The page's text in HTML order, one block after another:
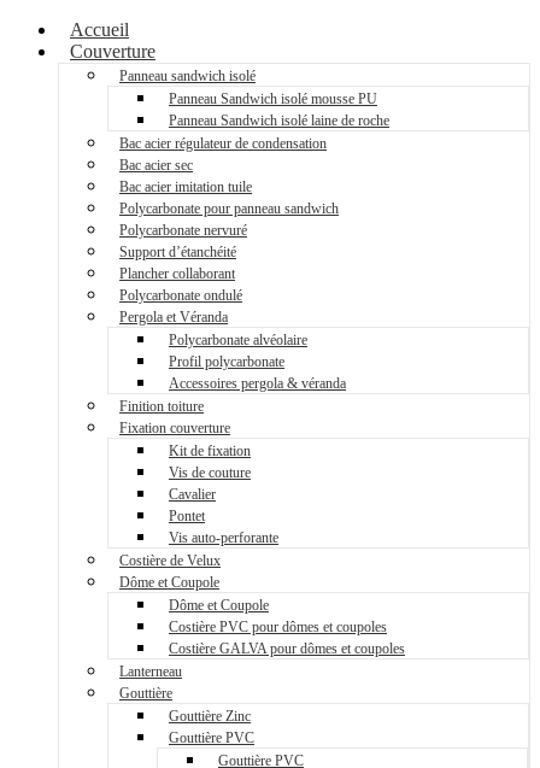
Accueil
Couverture
Panneau sandwich isolé
Panneau Sandwich isolé mousse PU
Panneau Sandwich isolé laine de roche
Bac acier régulateur de condensation
Bac acier sec
Bac acier imitation tuile
Polycarbonate pour panneau sandwich
Polycarbonate nervuré
Support d’étanchéité
Plancher collaborant
Polycarbonate ondulé
Pergola et Véranda
Polycarbonate alvéolaire
Profil polycarbonate
Accessoires pergola & véranda
Finition toiture
Fixation couverture
Kit de fixation
Vis de couture
Cavalier
Pontet
Vis auto-perforante
Costière de Velux
Dôme et Coupole
Dôme et Coupole
Costière PVC pour dômes et coupoles
Costière GALVA pour dômes et coupoles
Lanterneau
Gouttière
Gouttière Zinc
Gouttière PVC
Gouttière PVC